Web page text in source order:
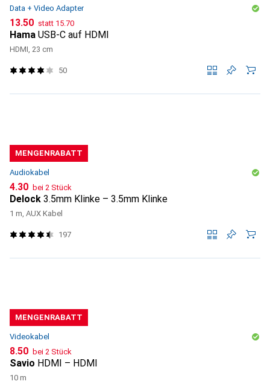
Data + Video Adapter
CHF
13.50 statt CHF
15.70
Hama USB-C auf HDMI
HDMI, 23 cm
50
MENGENRABATT
Audiokabel
CHF
4.30 bei 2 Stück
Delock 3.5mm Klinke – 3.5mm Klinke
1 m, AUX Kabel
197
MENGENRABATT
Videokabel
CHF
8.50 bei 2 Stück
Savio HDMI – HDMI
10 m